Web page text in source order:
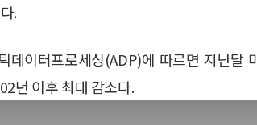
.
데이터프로세싱(ADP)에 따르면 지난달
년 이후 최대 감소다.